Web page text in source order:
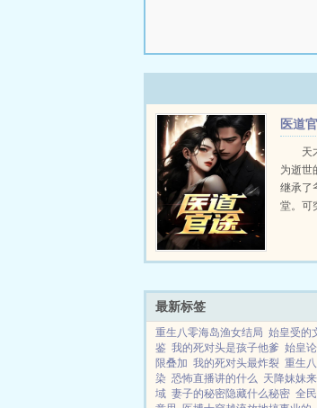
医道
天
为逝世
继承了
堂。可
实的打
最新标签
重生八零海岛渔女结局 始皇受的
鉴 我的死对头是孩子他爹 始皇论
限叠加 我的死对头最炸裂 重生
染 恐怖直播讲的什么 天降妹妹
域 妻子的秘密隐藏什么秘密 全